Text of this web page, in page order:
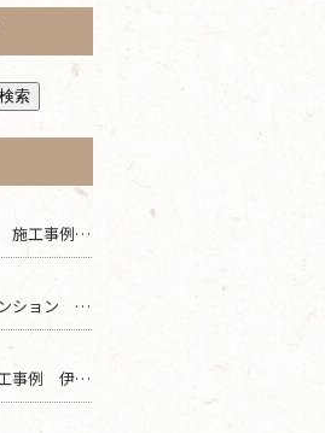
エアコン専用回路敷設 施工事例 茅ヶ崎 藤沢 寒川 エリア
エアコン取り付け マンション 鎌倉 逗子 藤沢 横浜 エリア
エアコン用穴あけ 施工事例 伊勢原 秦野 平塚 二宮 エリア